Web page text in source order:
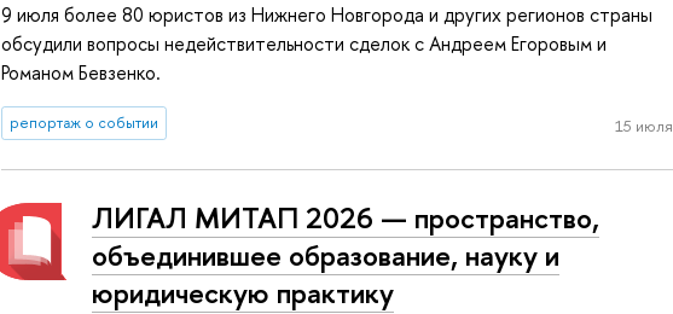
9 июля более 80 юристов из Нижнего Новгорода и других регионов страны
обсудили вопросы недействительности сделок с Андреем Егоровым и
Романом Бевзенко.
репортаж о событии 15 июля
ЛИГАЛ МИТАП 2026 — пространство,
объединившее образование, науку и
юридическую практику